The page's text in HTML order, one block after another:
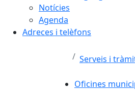
Notícies
Agenda
Adreces i telèfons
Serveis i
Oficines